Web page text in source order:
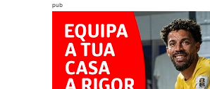
pub